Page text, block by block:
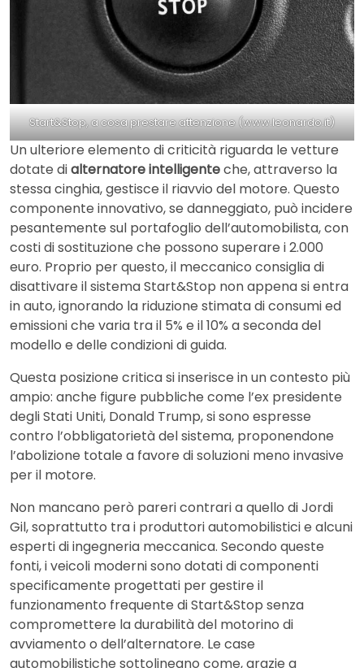
Start&Stop, a cosa prestare attenzione (www.leonardo.it)
Un ulteriore elemento di criticità riguarda le vetture
dotate dialternatore intelligenteche, attraverso la
stessa cinghia, gestisce il riavvio del motore. Questo
componente innovativo, se danneggiato, può incidere
pesantemente sul portafoglio dell’automobilista, con
costi di sostituzione che possono superare i 2.000
euro. Proprio per questo, il meccanico consiglia di
disattivare il sistema Start&Stop non appena si entra
in auto, ignorando la riduzione stimata di consumi ed
emissioni che varia tra il 5% e il 10% a seconda del
modello e delle condizioni di guida.
Questa posizione critica si inserisce in un contesto più
ampio: anche figure pubbliche come l’ex presidente
degli Stati Uniti, Donald Trump, si sono espresse
contro l’obbligatorietà del sistema, proponendone
l’abolizione totale a favore di soluzioni meno invasive
per il motore.
Non mancano però pareri contrari a quello di Jordi
Gil, soprattutto tra i produttori automobilistici e alcuni
esperti di ingegneria meccanica. Secondo queste
fonti, i veicoli moderni sono dotati di componenti
specificamente progettati per gestire il
funzionamento frequente di Start&Stop senza
compromettere la durabilità del motorino di
avviamento o dell’alternatore. Le case
automobilistiche sottolineano come, grazie a